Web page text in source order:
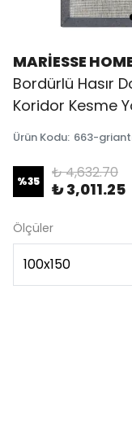
MARİESSE
Bordürlü Hasır
Koridor Kesme
Ürün Kodu: 663-
%35 ₺ 4,632.70
₺ 3,011.25
Ölçüler